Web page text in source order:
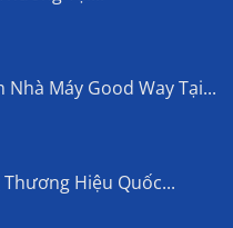
Nhà Máy Good Way Tại...
Hiệu Quốc...